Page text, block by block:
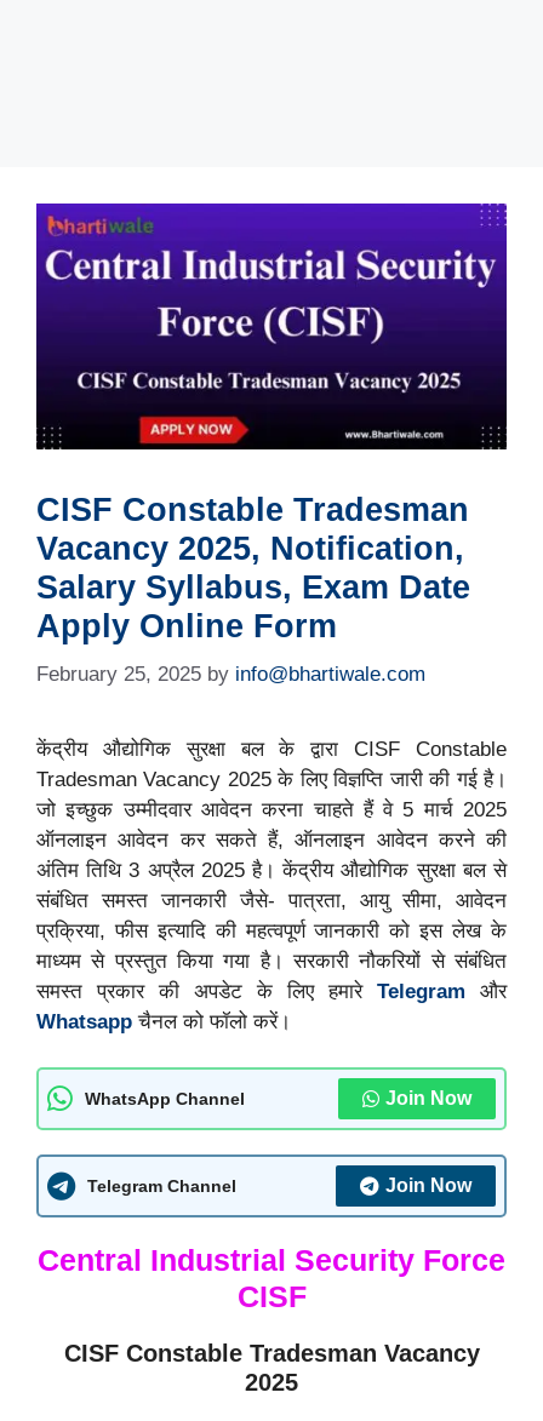
CISF Constable Tradesman
Vacancy 2025, Notification,
Salary Syllabus, Exam Date
Apply Online Form
February 25, 2025 by info@bhartiwale.com
केंद्रीय औद्योगिक सुरक्षा बल के द्वारा CISF Constable
Tradesman Vacancy 2025 के लिए विज्ञप्ति जारी की गई है।
जो इच्छुक उम्मीदवार आवेदन करना चाहते हैं वे 5 मार्च 2025
ऑनलाइन आवेदन कर सकते हैं, ऑनलाइन आवेदन करने की
अंतिम तिथि 3 अप्रैल 2025 है। केंद्रीय औद्योगिक सुरक्षा बल से
संबंधित समस्त जानकारी जैसे- पात्रता, आयु सीमा, आवेदन
प्रक्रिया, फीस इत्यादि की महत्वपूर्ण जानकारी को इस लेख के
माध्यम से प्रस्तुत किया गया है। सरकारी नौकरियों से संबंधित
समस्त प्रकार की अपडेट के लिए हमारे Telegram और
Whatsapp चैनल को फॉलो करें।
WhatsApp Channel Join Now
Telegram Channel Join Now
Central Industrial Security Force
CISF
CISF Constable Tradesman Vacancy
2025